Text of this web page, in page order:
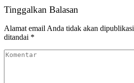
Tinggalkan Balasan
Alamat email Anda tidak akan
ditandai *